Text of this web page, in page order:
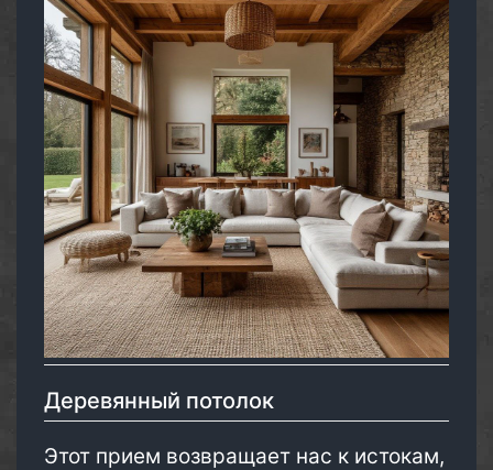
Деревянный потолок
Этот прием возвращает нас к истокам,